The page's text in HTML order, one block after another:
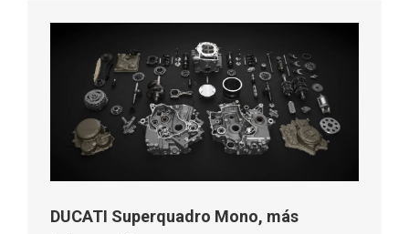
DUCATI Superquadro Mono, más